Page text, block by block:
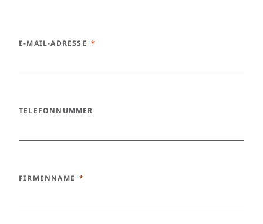
E-MAIL-ADRESSE
TELEFONNUMMER
FIRMENNAME